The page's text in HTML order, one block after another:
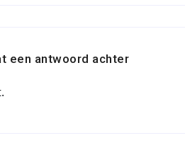
een antwoord achter